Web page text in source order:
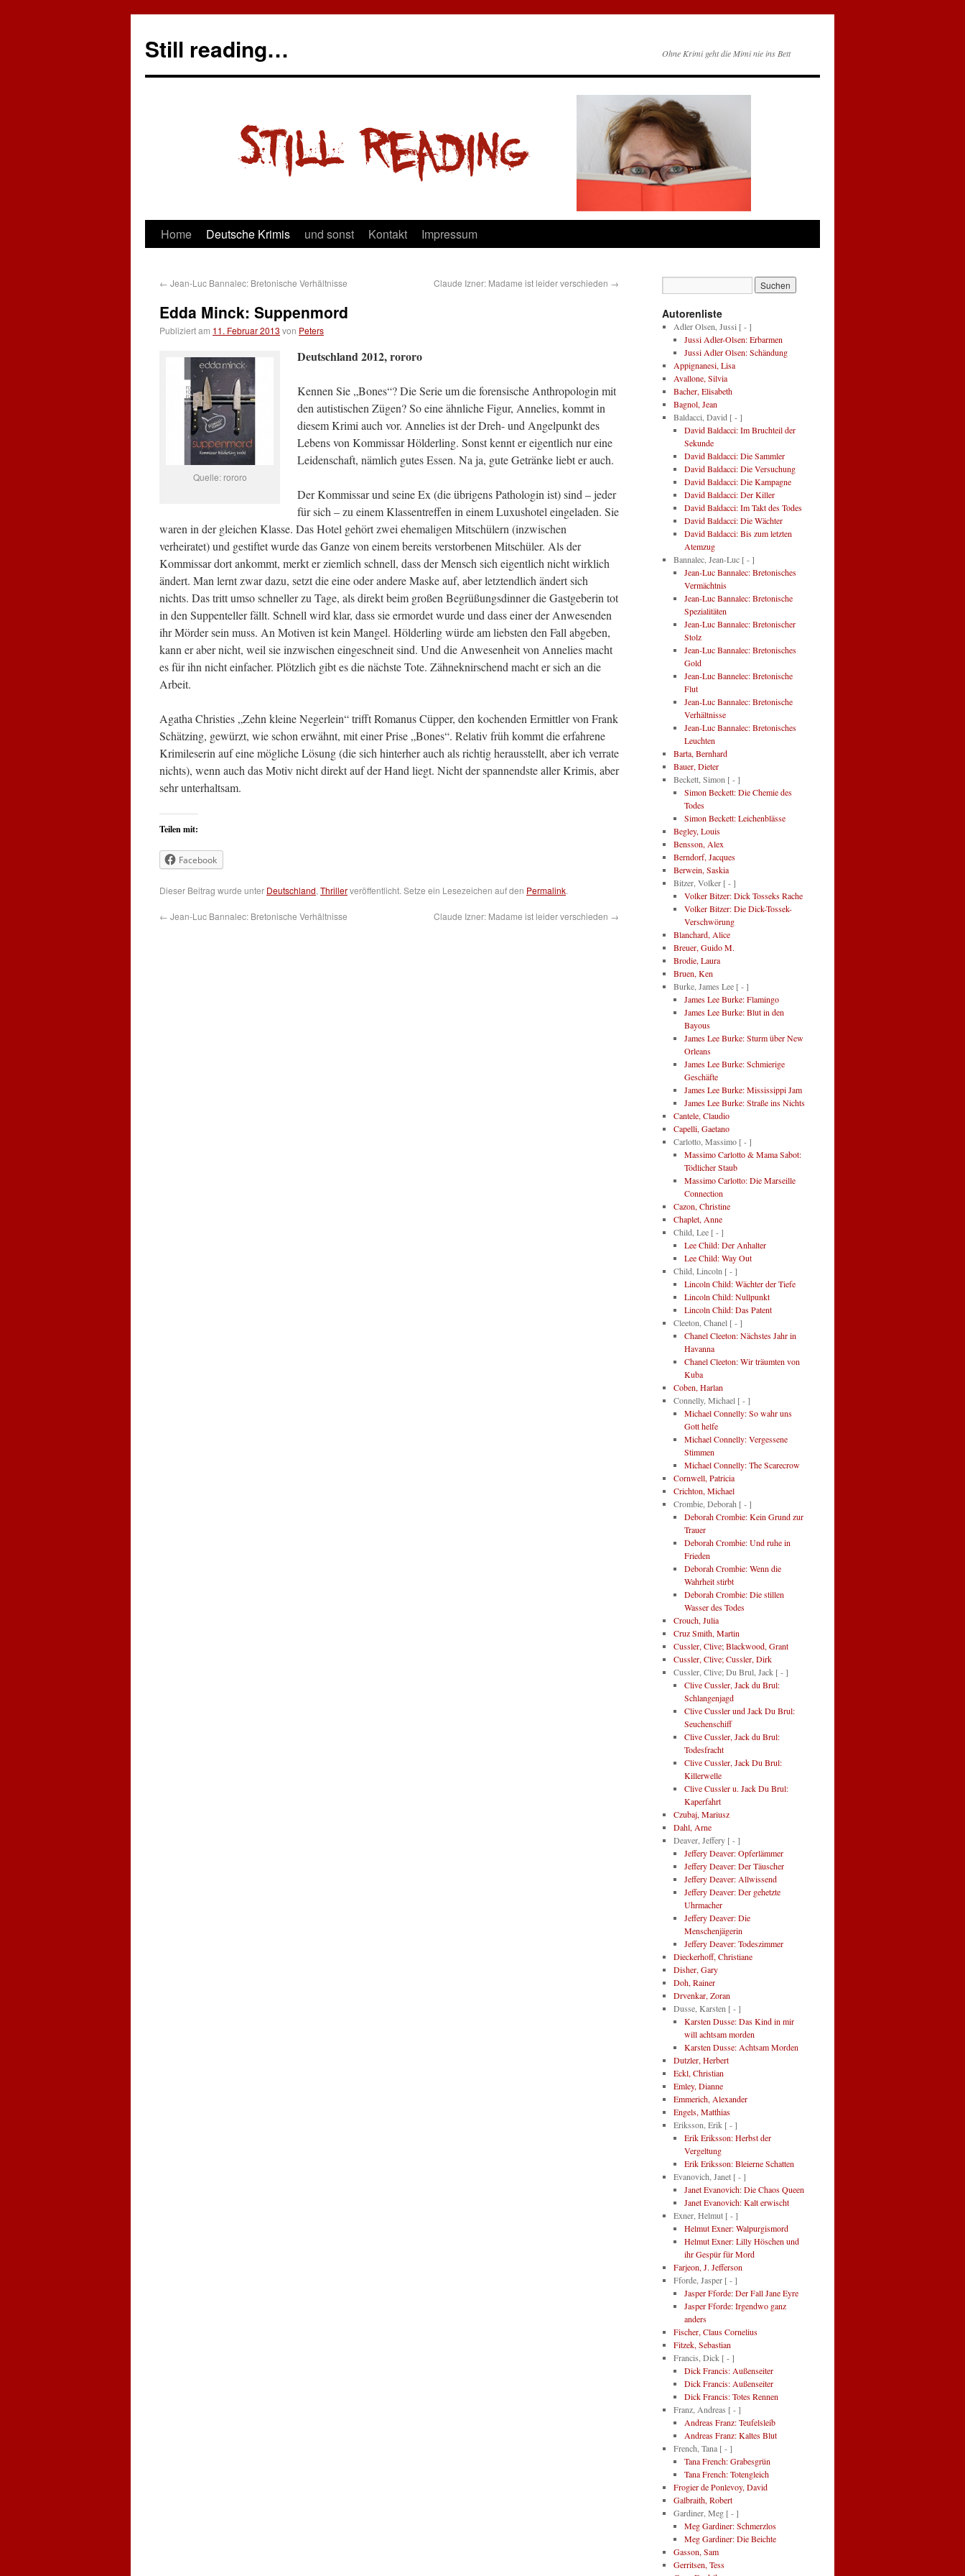
Still reading… Ohne Krimi geht die Mimi nie ins Bett
Home Deutsche Krimis und sonst Kontakt Impressum
← Jean-Luc Bannalec: Bretonische Verhältnisse Claude Izner: Madame ist leider verschieden →
Edda Minck: Suppenmord
Publiziert am 11. Februar 2013 von Peters
Quelle: rororo
Deutschland 2012, rororo
Kennen Sie „Bones“? Die Serie um die forensische Anthropologin mit
den autistischen Zügen? So eine ähnliche Figur, Annelies, kommt in
diesem Krimi auch vor. Annelies ist der Dreh- und Angelpunkt des
Lebens von Kommissar Hölderling. Sonst kennt er eigentlich nur eine
Leidenschaft, nämlich gutes Essen. Na ja, gute Getränke liebt er auch.
Der Kommissar und seine Ex (die übrigens Pathologin ist) sind – jeder
für sich – zu einem Klassentreffen in einem Luxushotel eingeladen. Sie
waren in der gleichen Klasse. Das Hotel gehört zwei ehemaligen Mitschülern (inzwischen
verheiratet) und gestiftet wurde das Ganze von einem bereits verstorbenen Mitschüler. Als der
Kommissar dort ankommt, merkt er ziemlich schnell, dass der Mensch sich eigentlich nicht wirklich
ändert. Man lernt zwar dazu, setzt die eine oder andere Maske auf, aber letztendlich ändert sich
nichts. Das tritt umso schneller zu Tage, als direkt beim großen Begrüßungsdinner die Gastgeberin tot
in den Suppenteller fällt. Schnell wird klar, dass sie ermordet wurde und dass einer der Anwesenden
ihr Mörder sein muss. An Motiven ist kein Mangel. Hölderling würde am liebsten den Fall abgeben,
kann er aber nicht, weil sie inzwischen eingeschneit sind. Und die Anwesenheit von Annelies macht
es für ihn nicht einfacher. Plötzlich gibt es die nächste Tote. Zähneknirschend macht er sich an die
Arbeit.
Agatha Christies „Zehn kleine Negerlein“ trifft Romanus Cüpper, den kochenden Ermittler von Frank
Schätzing, gewürzt, wie schon erwähnt, mit einer Prise „Bones“. Relativ früh kommt die erfahrene
Krimileserin auf eine mögliche Lösung (die sich hinterher auch als richtig herausstellt, aber ich verrate
nichts), wenn auch das Motiv nicht direkt auf der Hand liegt. Nicht der spannendste aller Krimis, aber
sehr unterhaltsam.
Teilen mit:
Facebook
Dieser Beitrag wurde unter Deutschland, Thrillerveröffentlicht. Setze ein Lesezeichen auf den Permalink.
← Jean-Luc Bannalec: Bretonische Verhältnisse Claude Izner: Madame ist leider verschieden →
Autorenliste
Adler Olsen, Jussi [ - ]
Jussi Adler-Olsen: Erbarmen
Jussi Adler Olsen: Schändung
Appignanesi, Lisa
Avallone, Silvia
Bacher, Elisabeth
Bagnol, Jean
Baldacci, David [ - ]
David Baldacci: Im Bruchteil der
Sekunde
David Baldacci: Die Sammler
David Baldacci: Die Versuchung
David Baldacci: Die Kampagne
David Baldacci: Der Killer
David Baldacci: Im Takt des Todes
David Baldacci: Die Wächter
David Baldacci: Bis zum letzten
Atemzug
Bannalec, Jean-Luc [ - ]
Jean-Luc Bannalec: Bretonisches
Vermächtnis
Jean-Luc Bannalec: Bretonische
Spezialitäten
Jean-Luc Bannalec: Bretonischer
Stolz
Jean-Luc Bannalec: Bretonisches
Gold
Jean-Luc Bannelec: Bretonische
Flut
Jean-Luc Bannalec: Bretonische
Verhältnisse
Jean-Luc Bannalec: Bretonisches
Leuchten
Barta, Bernhard
Bauer, Dieter
Beckett, Simon [ - ]
Simon Beckett: Die Chemie des
Todes
Simon Beckett: Leichenblässe
Begley, Louis
Bensson, Alex
Berndorf, Jacques
Berwein, Saskia
Bitzer, Volker [ - ]
Volker Bitzer: Dick Tosseks Rache
Volker Bitzer: Die Dick-Tossek-
Verschwörung
Blanchard, Alice
Breuer, Guido M.
Brodie, Laura
Bruen, Ken
Burke, James Lee [ - ]
James Lee Burke: Flamingo
James Lee Burke: Blut in den
Bayous
James Lee Burke: Sturm über New
Orleans
James Lee Burke: Schmierige
Geschäfte
James Lee Burke: Mississippi Jam
James Lee Burke: Straße ins Nichts
Cantele, Claudio
Capelli, Gaetano
Carlotto, Massimo [ - ]
Massimo Carlotto & Mama Sabot:
Tödlicher Staub
Massimo Carlotto: Die Marseille
Connection
Cazon, Christine
Chaplet, Anne
Child, Lee [ - ]
Lee Child: Der Anhalter
Lee Child: Way Out
Child, Lincoln [ - ]
Lincoln Child: Wächter der Tiefe
Lincoln Child: Nullpunkt
Lincoln Child: Das Patent
Cleeton, Chanel [ - ]
Chanel Cleeton: Nächstes Jahr in
Havanna
Chanel Cleeton: Wir träumten von
Kuba
Coben, Harlan
Connelly, Michael [ - ]
Michael Connelly: So wahr uns
Gott helfe
Michael Connelly: Vergessene
Stimmen
Michael Connelly: The Scarecrow
Cornwell, Patricia
Crichton, Michael
Crombie, Deborah [ - ]
Deborah Crombie: Kein Grund zur
Trauer
Deborah Crombie: Und ruhe in
Frieden
Deborah Crombie: Wenn die
Wahrheit stirbt
Deborah Crombie: Die stillen
Wasser des Todes
Crouch, Julia
Cruz Smith, Martin
Cussler, Clive; Blackwood, Grant
Cussler, Clive; Cussler, Dirk
Cussler, Clive; Du Brul, Jack [ - ]
Clive Cussler, Jack du Brul:
Schlangenjagd
Clive Cussler und Jack Du Brul:
Seuchenschiff
Clive Cussler, Jack du Brul:
Todesfracht
Clive Cussler, Jack Du Brul:
Killerwelle
Clive Cussler u. Jack Du Brul:
Kaperfahrt
Czubaj, Mariusz
Dahl, Arne
Deaver, Jeffery [ - ]
Jeffery Deaver: Opferlämmer
Jeffery Deaver: Der Täuscher
Jeffery Deaver: Allwissend
Jeffery Deaver: Der gehetzte
Uhrmacher
Jeffery Deaver: Die
Menschenjägerin
Jeffery Deaver: Todeszimmer
Dieckerhoff, Christiane
Disher, Gary
Doh, Rainer
Drvenkar, Zoran
Dusse, Karsten [ - ]
Karsten Dusse: Das Kind in mir
will achtsam morden
Karsten Dusse: Achtsam Morden
Dutzler, Herbert
Eckl, Christian
Emley, Dianne
Emmerich, Alexander
Engels, Matthias
Eriksson, Erik [ - ]
Erik Eriksson: Herbst der
Vergeltung
Erik Eriksson: Bleierne Schatten
Evanovich, Janet [ - ]
Janet Evanovich: Die Chaos Queen
Janet Evanovich: Kalt erwischt
Exner, Helmut [ - ]
Helmut Exner: Walpurgismord
Helmut Exner: Lilly Höschen und
ihr Gespür für Mord
Farjeon, J. Jefferson
Fforde, Jasper [ - ]
Jasper Fforde: Der Fall Jane Eyre
Jasper Fforde: Irgendwo ganz
anders
Fischer, Claus Cornelius
Fitzek, Sebastian
Francis, Dick [ - ]
Dick Francis: Außenseiter
Dick Francis: Außenseiter
Dick Francis: Totes Rennen
Franz, Andreas [ - ]
Andreas Franz: Teufelsleib
Andreas Franz: Kaltes Blut
French, Tana [ - ]
Tana French: Grabesgrün
Tana French: Totengleich
Frogier de Ponlevoy, David
Galbraith, Robert
Gardiner, Meg [ - ]
Meg Gardiner: Schmerzlos
Meg Gardiner: Die Beichte
Gasson, Sam
Gerritsen, Tess